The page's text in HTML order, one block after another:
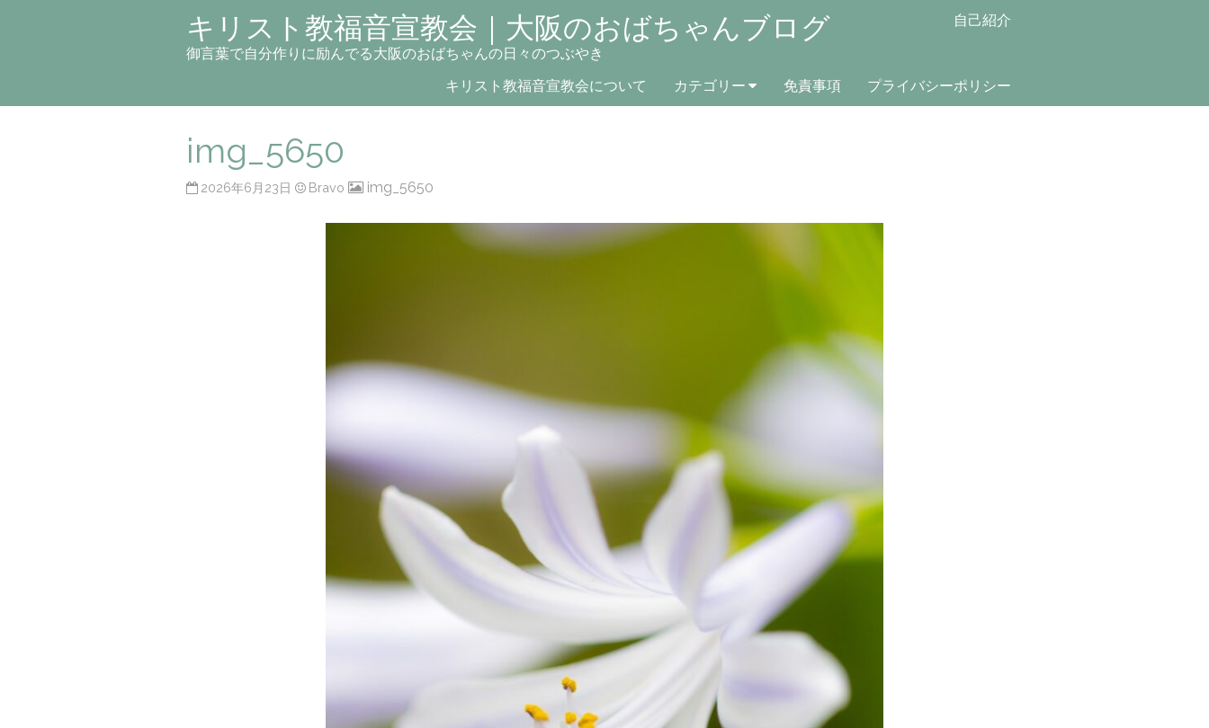
キリスト教福音宣教会｜大阪のおばちゃんブログ
御言葉で自分作りに励んでる大阪のおばちゃんの日々のつぶやき
自己紹介
キリスト教福音宣教会について カテゴリー 免責事項 プライバシーポリシー
img_5650
2026年6月23日 Bravo img_5650